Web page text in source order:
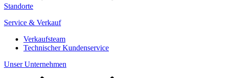
Standorte
Service & Verkauf
Verkaufsteam
Technischer Kundenservice
Unser Unternehmen